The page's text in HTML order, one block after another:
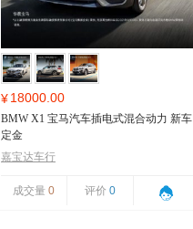
¥18000.00
BMW X1 宝马汽车插电式混合动力 新车
定金
嘉宝达车行
成交量 0 评价 0